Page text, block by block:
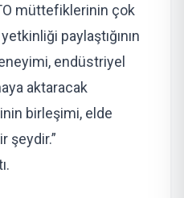
müttefiklerinin çok
paylaştığının
endüstriyel
aktaracak
birleşimi, elde
şeydir.”